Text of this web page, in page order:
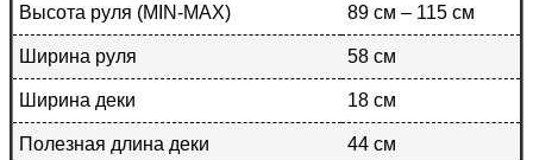
Высота руля (MIN-MAX) 89 см – 115 см
Ширина руля 58 см
Ширина деки 18 см
Полезная длина деки 44 см